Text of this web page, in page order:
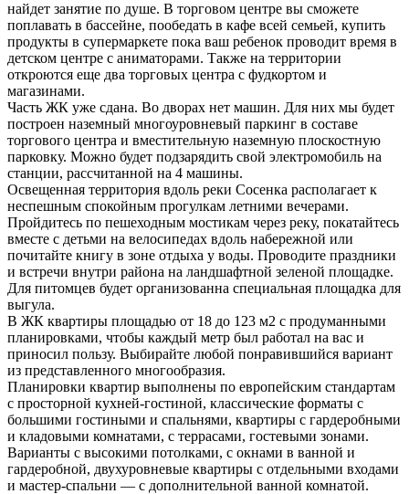
найдет занятие по душе. В торговом центре вы сможете
поплавать в бассейне, пообедать в кафе всей семьей, купить
продукты в супермаркете пока ваш ребенок проводит время в
детском центре с аниматорами. Также на территории
откроются еще два торговых центра с фудкортом и
магазинами.
Часть ЖК уже сдана. Во дворах нет машин. Для них мы будет
построен наземный многоуровневый паркинг в составе
торгового центра и вместительную наземную плоскостную
парковку. Можно будет подзарядить свой электромобиль на
станции, рассчитанной на 4 машины.
Освещенная территория вдоль реки Сосенка располагает к
неспешным спокойным прогулкам летними вечерами.
Пройдитесь по пешеходным мостикам через реку, покатайтесь
вместе с детьми на велосипедах вдоль набережной или
почитайте книгу в зоне отдыха у воды. Проводите праздники
и встречи внутри района на ландшафтной зеленой площадке.
Для питомцев будет организованна специальная площадка для
выгула.
В ЖК квартиры площадью от 18 до 123 м2 с продуманными
планировками, чтобы каждый метр был работал на вас и
приносил пользу. Выбирайте любой понравившийся вариант
из представленного многообразия.
Планировки квартир выполнены по европейским стандартам
с просторной кухней-гостиной, классические форматы с
большими гостиными и спальнями, квартиры с гардеробными
и кладовыми комнатами, с террасами, гостевыми зонами.
Варианты с высокими потолками, с окнами в ванной и
гардеробной, двухуровневые квартиры с отдельными входами
и мастер-спальни — с дополнительной ванной комнатой.